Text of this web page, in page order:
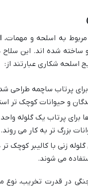
به اسلحه و مهمات،
شده اند. این سلاح
اسلحه شکاری عبارتند از:
پرتاب ساچمه طراحی
و حیوانات کوچک تر
برای پرتاب یک گلوله
بزرگ تر به کار می روند.
زنی با کالیبر کوچک
می شوند.
در قدرت تخریب، نوع